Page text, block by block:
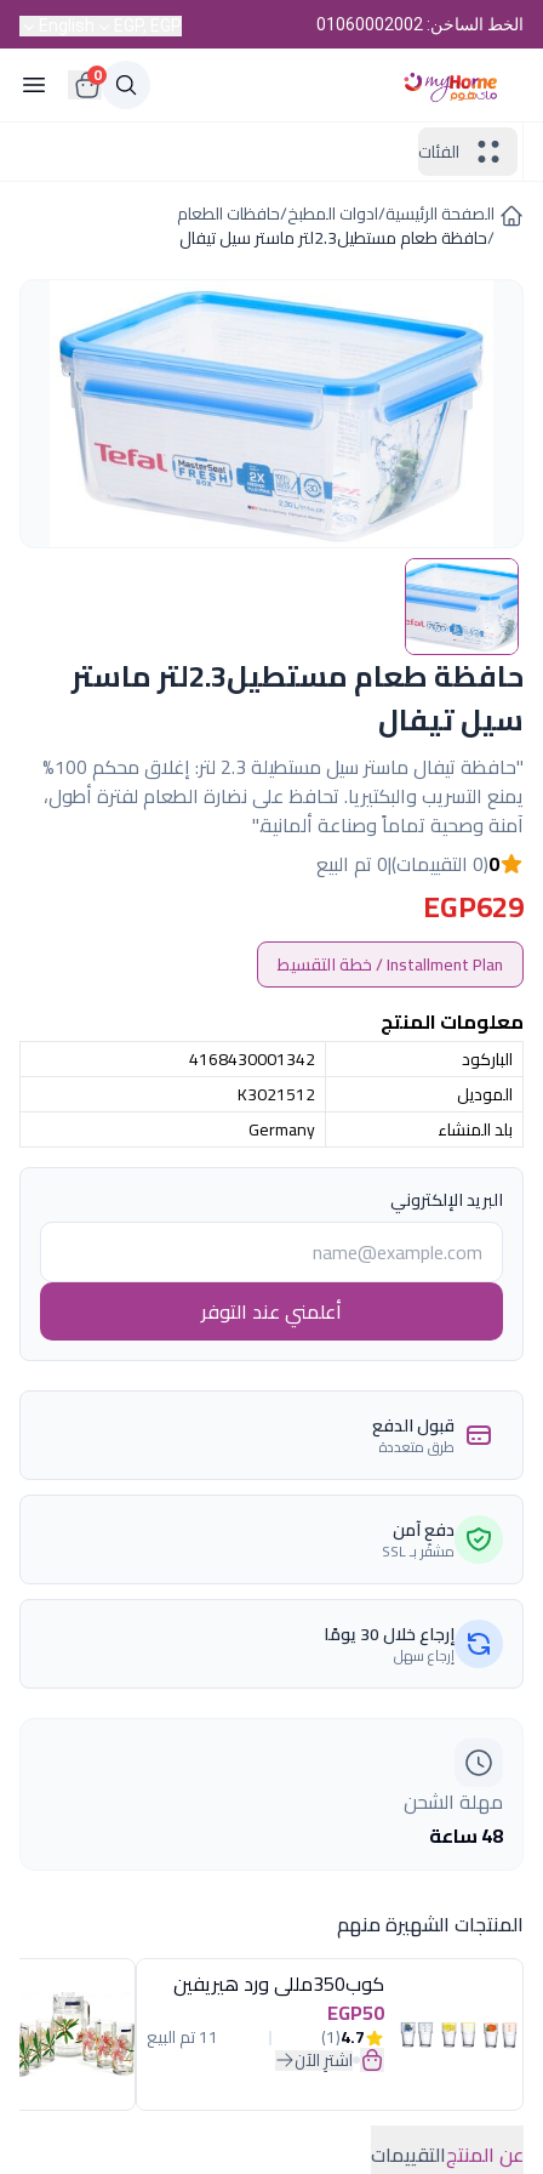
الخط الساخن: 01060002002
0
الفئات
الصفحة الرئيسية/ادوات المطبخ/حافظات الطعام
/حافظة طعام مستطيل2.3لتر ماستر سيل تيفال
حافظة طعام مستطيل2.3لتر ماستر
سيل تيفال
"حافظة تيفال ماستر سيل مستطيلة 2.3 لتر: إغلاق محكم 100%
يمنع التسريب والبكتيريا. تحافظ على نضارة الطعام لفترة أطول،
آمنة وصحية تماماً وصناعة ألمانية."
0(0 التقييمات) |0 تم البيع
EGP629
Installment Plan / خطة التقسيط
معلومات المنتج
الباركود
4168430001342
الموديل
K3021512
بلد المنشاء
Germany
البريد الإلكتروني
أعلمني عند التوفر
قبول الدفع
طرق متعددة
دفع آمن
مشفّر بـ SSL
إرجاع خلال 30 يومًا
إرجاع سهل
مهلة الشحن
48 ساعة
المنتجات الشهيرة منهم
كوب350مللى ورد هيريفين
EGP50
4.7
(1) 11 تم البيع
اشترِ الآن
عن المنتجالتقييمات